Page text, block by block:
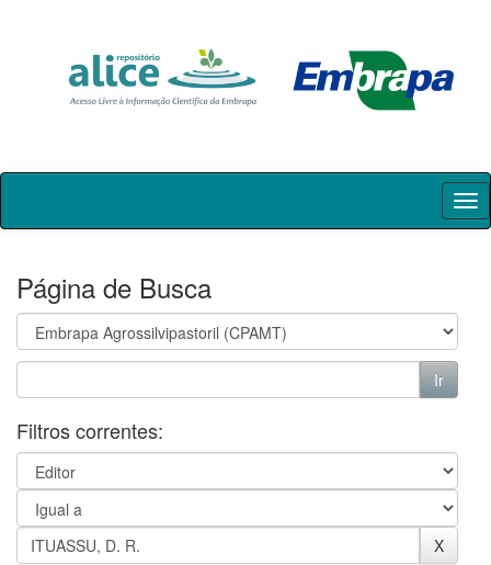
Skip
Página de Busca
Filtros correntes: